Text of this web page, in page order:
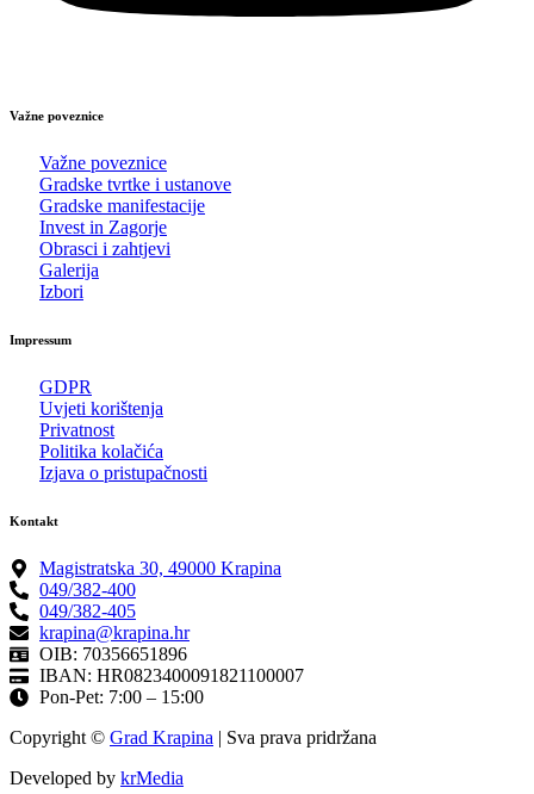
Važne poveznice
Važne poveznice
Gradske tvrtke i ustanove
Gradske manifestacije
Invest in Zagorje
Obrasci i zahtjevi
Galerija
Izbori
Impressum
GDPR
Uvjeti korištenja
Privatnost
Politika kolačića
Izjava o pristupačnosti
Kontakt
Magistratska 30, 49000 Krapina
049/382-400
049/382-405
krapina@krapina.hr
OIB: 70356651896
IBAN: HR0823400091821100007
Pon-Pet: 7:00 – 15:00
Copyright © Grad Krapina | Sva prava pridržana
Developed by krMedia